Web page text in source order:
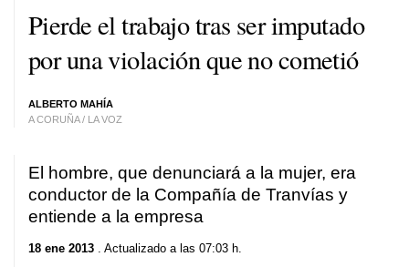
Pierde el trabajo tras ser imputado
por una violación que no cometió
ALBERTO MAHÍA
A CORUÑA / LA VOZ
El hombre, que denunciará a la mujer, era
conductor de la Compañía de Tranvías y
entiende a la empresa
18 ene 2013 . Actualizado a las 07:03 h.